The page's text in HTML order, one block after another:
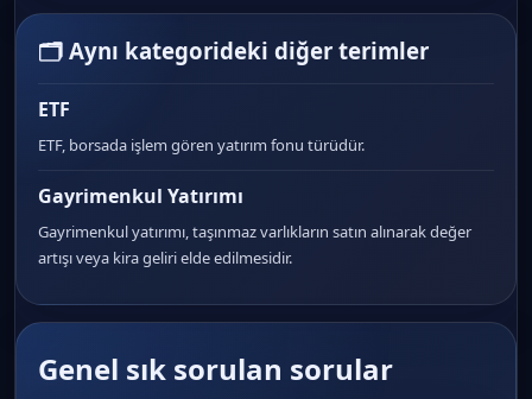
🗂 Aynı kategorideki diğer terimler
ETF
ETF, borsada işlem gören yatırım fonu türüdür.
Gayrimenkul Yatırımı
Gayrimenkul yatırımı, taşınmaz varlıkların satın alınarak değer
artışı veya kira geliri elde edilmesidir.
Genel sık sorulan sorular